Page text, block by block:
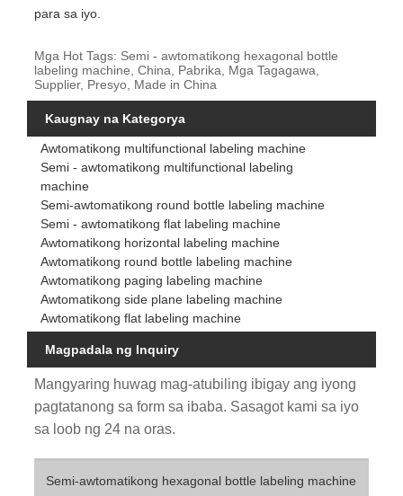
para sa iyo.
Mga Hot Tags: Semi - awtomatikong hexagonal bottle
labeling machine, China, Pabrika, Mga Tagagawa,
Supplier, Presyo, Made in China
Kaugnay na Kategorya
Awtomatikong multifunctional labeling machine
Semi - awtomatikong multifunctional labeling
machine
Semi-awtomatikong round bottle labeling machine
Semi - awtomatikong flat labeling machine
Awtomatikong horizontal labeling machine
Awtomatikong round bottle labeling machine
Awtomatikong paging labeling machine
Awtomatikong side plane labeling machine
Awtomatikong flat labeling machine
Magpadala ng Inquiry
Mangyaring huwag mag-atubiling ibigay ang iyong
pagtatanong sa form sa ibaba. Sasagot kami sa iyo
sa loob ng 24 na oras.